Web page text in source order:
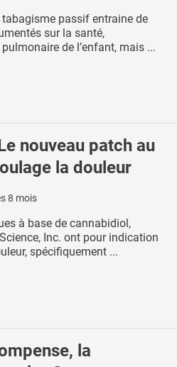
tabagisme passif entraine de
sur la santé,
de l’enfant, mais ...
nouveau patch au
la douleur
8 mois
à base de cannabidiol,
Inc. ont pour indication
spécifiquement ...
la